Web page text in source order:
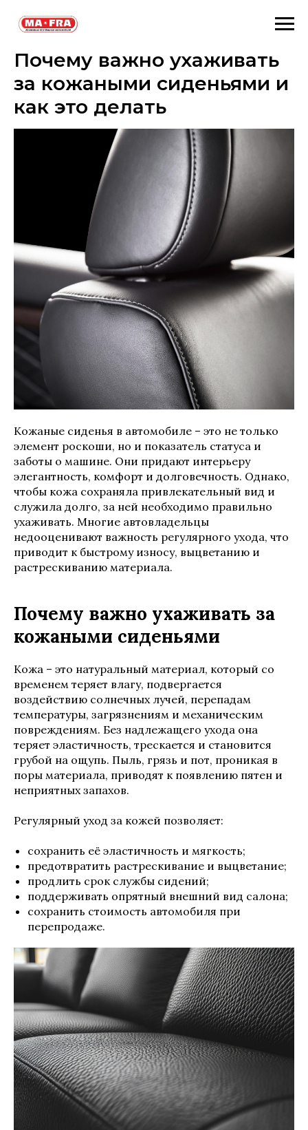
Почему важно ухаживать
за кожаными сиденьями и
как это делать
Кожаные сиденья в автомобиле – это не только
элемент роскоши, но и показатель статуса и
заботы о машине. Они придают интерьеру
элегантность, комфорт и долговечность. Однако,
чтобы кожа сохраняла привлекательный вид и
служила долго, за ней необходимо правильно
ухаживать. Многие автовладельцы
недооценивают важность регулярного ухода, что
приводит к быстрому износу, выцветанию и
растрескиванию материала.
Почему важно ухаживать за
кожаными сиденьями
Кожа – это натуральный материал, который со
временем теряет влагу, подвергается
воздействию солнечных лучей, перепадам
температуры, загрязнениям и механическим
повреждениям. Без надлежащего ухода она
теряет эластичность, трескается и становится
грубой на ощупь. Пыль, грязь и пот, проникая в
поры материала, приводят к появлению пятен и
неприятных запахов.
Регулярный уход за кожей позволяет:
сохранить её эластичность и мягкость;
предотвратить растрескивание и выцветание;
продлить срок службы сидений;
поддерживать опрятный внешний вид салона;
сохранить стоимость автомобиля при
перепродаже.